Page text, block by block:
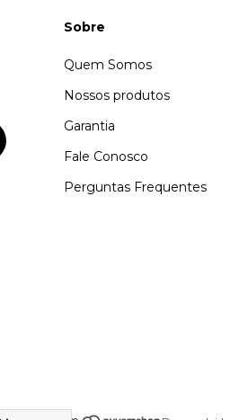
Sobre
Quem Somos
Nossos produtos
Garantia
Fale Conosco
Perguntas Frequentes